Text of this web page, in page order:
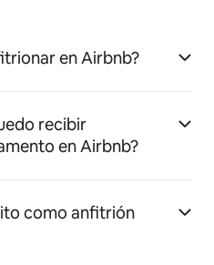
en Airbnb?
recibir
en Airbnb?
como anfitrión